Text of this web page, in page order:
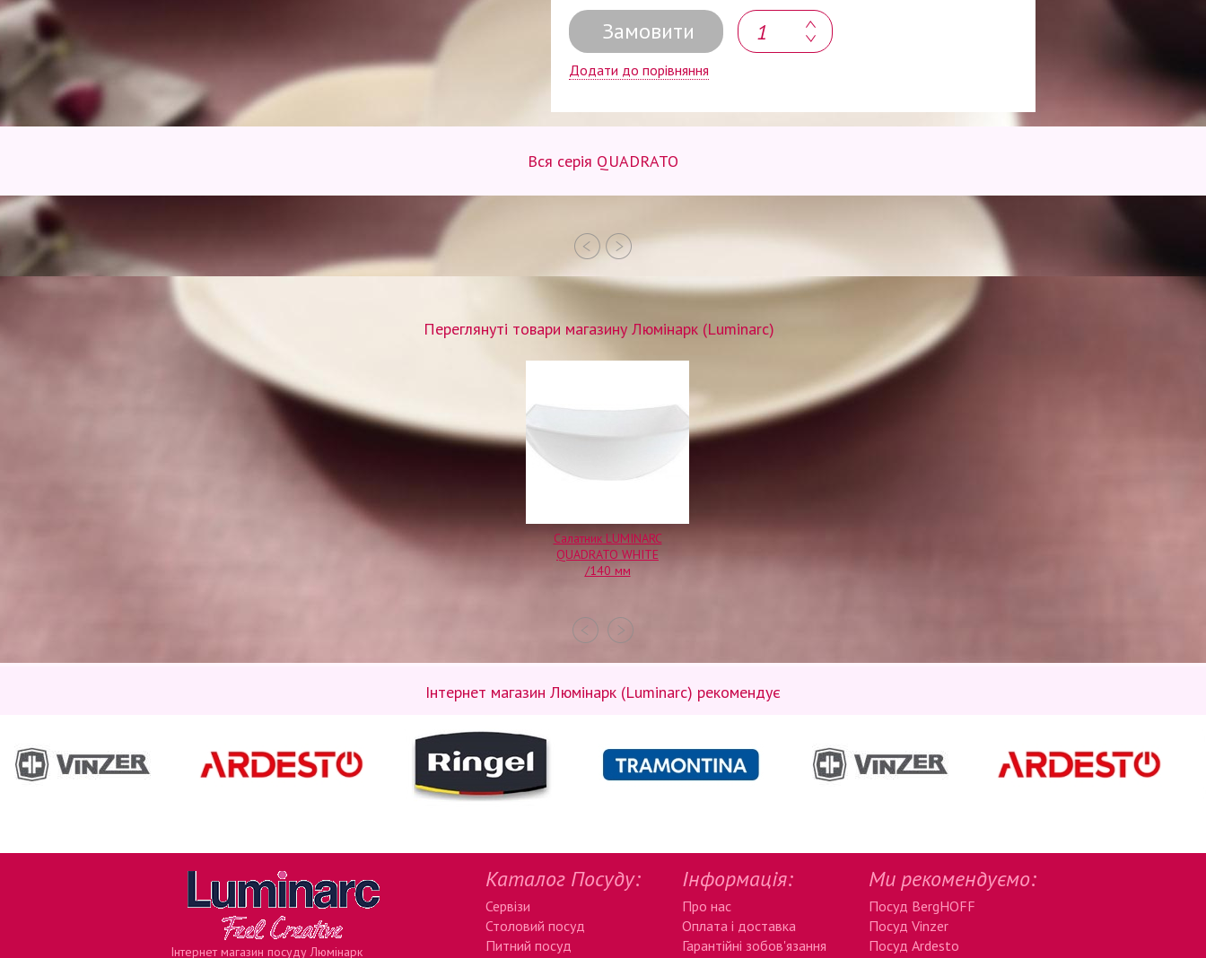
Замовити
Додати до порівняння
Вся серія QUADRATO
Переглянуті товари магазину Люмінарк (Luminarc)
Салатник LUMINARC
QUADRATO WHITE
/140 мм
Інтернет магазин Люмінарк (Luminarc) рекомендує
Інтернет магазин посуду Люмінарк
Каталог Посуду:
Сервізи
Столовий посуд
Питний посуд
Інформація:
Про нас
Оплата і доставка
Гарантійні зобов'язання
Ми рекомендуємо:
Посуд BergHOFF
Посуд Vinzer
Посуд Ardesto